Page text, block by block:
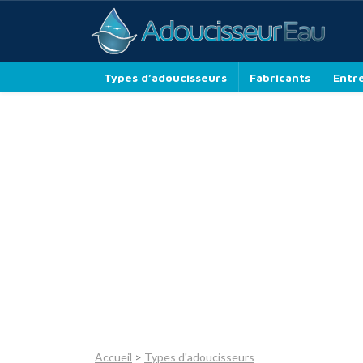
Types d’adoucisseurs Fabricants
Accueil > Types d'adoucisseurs